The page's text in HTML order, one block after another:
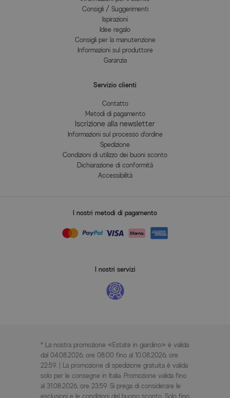
Consigli / Suggerimenti
Ispirazioni
Idee regalo
Consigli per la manutenzione
Informazioni sul produttore
Garanzia
Servizio clienti
Contatto
Metodi di pagamento
Iscrizione alla newsletter
Informazioni sul processo d'ordine
Spedizione
Condizioni di utilizzo dei buoni sconto
Dichiarazione di conformità
Accessibilità
I nostri metodi di pagamento
I nostri servizi
* La nostra promozione «Estate in giardino» è valida
dal 04.08.2026, ore 08:00 fino al 10.08.2026, ore
22:59. | La promozione di spedizione gratuita è valida
solo per le consegne in Italia. Promozione valida fino
al 31.08.2026, ore 23:59. Si prega di considerare le
esclusioni e le condizioni del buono sconto. Solo fino